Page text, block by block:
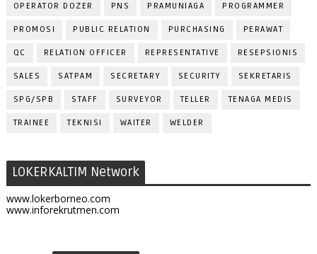
OPERATOR DOZER PNS PRAMUNIAGA PROGRAMMER
PROMOSI PUBLIC RELATION PURCHASING PERAWAT
QC RELATION OFFICER REPRESENTATIVE RESEPSIONIS
SALES SATPAM SECRETARY SECURITY SEKRETARIS
SPG/SPB STAFF SURVEYOR TELLER TENAGA MEDIS
TRAINEE TEKNISI WAITER WELDER
LOKERKALTIM Network
www.lokerborneo.com
www.inforekrutmen.com